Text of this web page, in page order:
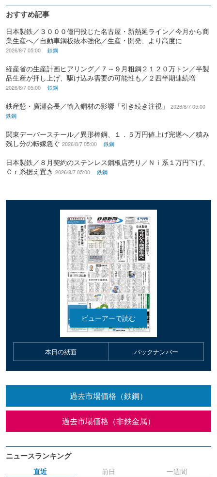
おすすめ記事
日本製鉄／３０００億円投じた名古屋・新熱延ライン／今月から商
業生産へ／自動車鋼板抜本強化／生産・開発、より高度に
2026/8/7 05:00 鉄鋼
経産省の生産計画ヒアリング／７～９月粗鋼２１２０万トン／半製
品生産が押し上げ、駆け込み需要の可能性も／２四半期連続増
2026/8/7 05:00 鉄鋼
鉄産懇・廣瀬会長／輸入鋼材の影響「引き続き注視」
2026/8/7 05:00
鉄鋼
関東デーバースチール／異形棒鋼、１．５万円値上げ完遂へ／積み
残し分の転嫁急ぐ 2026/8/7 05:00 鉄鋼
日本製鉄／８月契約のステンレス鋼板店売り／Ｎｉ系１万円下げ、
Ｃｒ系据え置き 2026/8/7 05:00 鉄鋼
本日の紙面 バックナンバー
過去市場価格（鉄鋼）
過去市場価格（非鉄金属）
ニュースランキング
直近
前日 一週間